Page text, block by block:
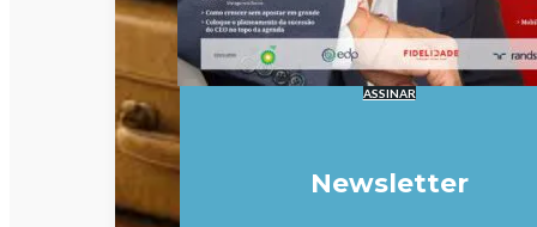
ASSINAR
Newsletter